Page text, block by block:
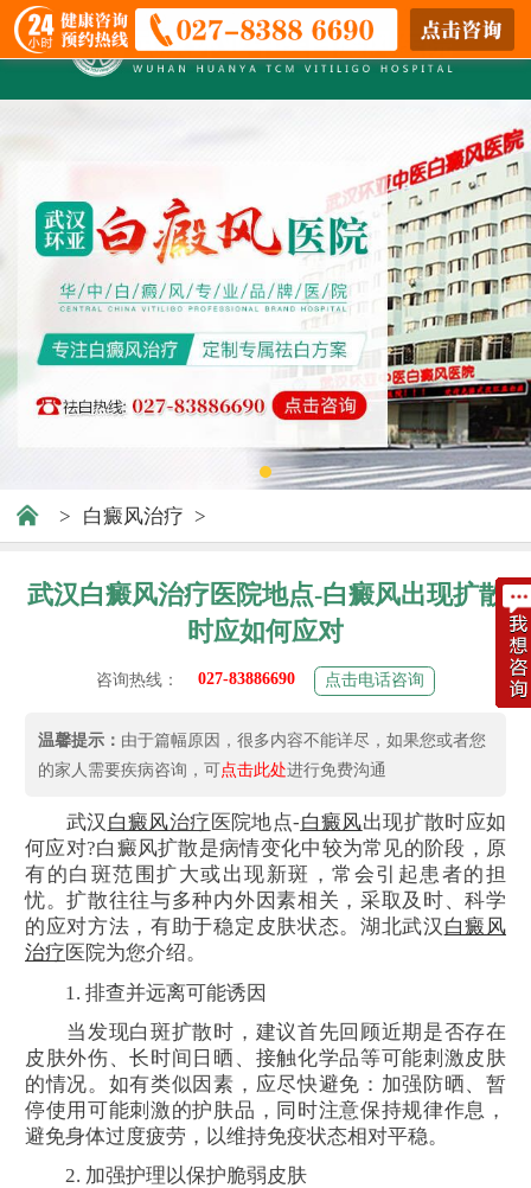
> 白癜风治疗 >
武汉白癜风治疗医院地点-白癜风出现扩散
时应如何应对
咨询热线： 027-83886690 点击电话咨询
温馨提示： 由于篇幅原因，很多内容不能详尽，如果您或者您
的家人需要疾病咨询，可点击此处进行免费沟通
武汉 白癜风治疗 医院地点-白癜风出现扩散时应如
何应对?白癜风扩散是病情变化中较为常见的阶段，原
有的白斑范围扩大或出现新斑，常会引起患者的担
忧。扩散往往与多种内外因素相关，采取及时、科学
的应对方法，有助于稳定皮肤状态。湖北武汉 白癜风
治疗 医院为您介绍。
1. 排查并远离可能诱因
当发现白斑扩散时，建议首先回顾近期是否存在
皮肤外伤、长时间日晒、接触化学品等可能刺激皮肤
的情况。如有类似因素，应尽快避免：加强防晒、暂
停使用可能刺激的护肤品，同时注意保持规律作息，
避免身体过度疲劳，以维持免疫状态相对平稳。
2. 加强护理以保护脆弱皮肤